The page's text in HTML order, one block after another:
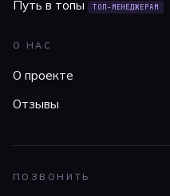
Путь в топы
ТОП-МЕНЕДЖЕРАМ
О НАС
О проекте
Отзывы
ПОЗВОНИТЬ